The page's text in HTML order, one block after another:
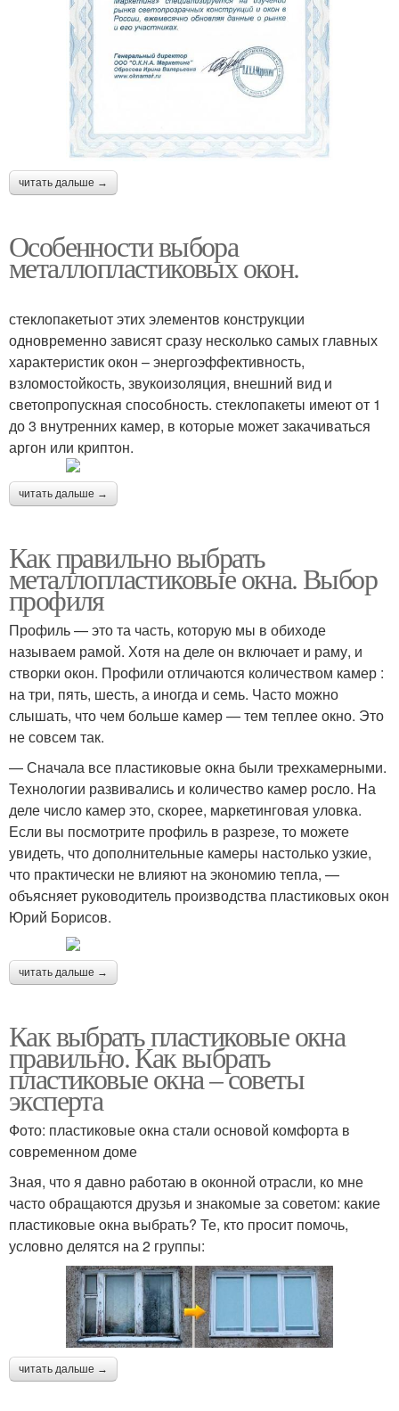
читать дальше →
Особенности выбора
металлопластиковых окон.
стеклопакетыот этих элементов конструкции
одновременно зависят сразу несколько самых главных
характеристик окон – энергоэффективность,
взломостойкость, звукоизоляция, внешний вид и
светопропускная способность. стеклопакеты имеют от 1
до 3 внутренних камер, в которые может закачиваться
аргон или криптон.
читать дальше →
Как правильно выбрать
металлопластиковые окна. Выбор
профиля
Профиль — это та часть, которую мы в обиходе
называем рамой. Хотя на деле он включает и раму, и
створки окон. Профили отличаются количеством камер :
на три, пять, шесть, а иногда и семь. Часто можно
слышать, что чем больше камер — тем теплее окно. Это
не совсем так.
— Сначала все пластиковые окна были трехкамерными.
Технологии развивались и количество камер росло. На
деле число камер это, скорее, маркетинговая уловка.
Если вы посмотрите профиль в разрезе, то можете
увидеть, что дополнительные камеры настолько узкие,
что практически не влияют на экономию тепла, —
объясняет руководитель производства пластиковых окон
Юрий Борисов.
читать дальше →
Как выбрать пластиковые окна
правильно. Как выбрать
пластиковые окна – советы
эксперта
Фото: пластиковые окна стали основой комфорта в
современном доме
Зная, что я давно работаю в оконной отрасли, ко мне
часто обращаются друзья и знакомые за советом: какие
пластиковые окна выбрать? Те, кто просит помочь,
условно делятся на 2 группы:
читать дальше →